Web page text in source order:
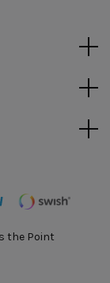
the Point